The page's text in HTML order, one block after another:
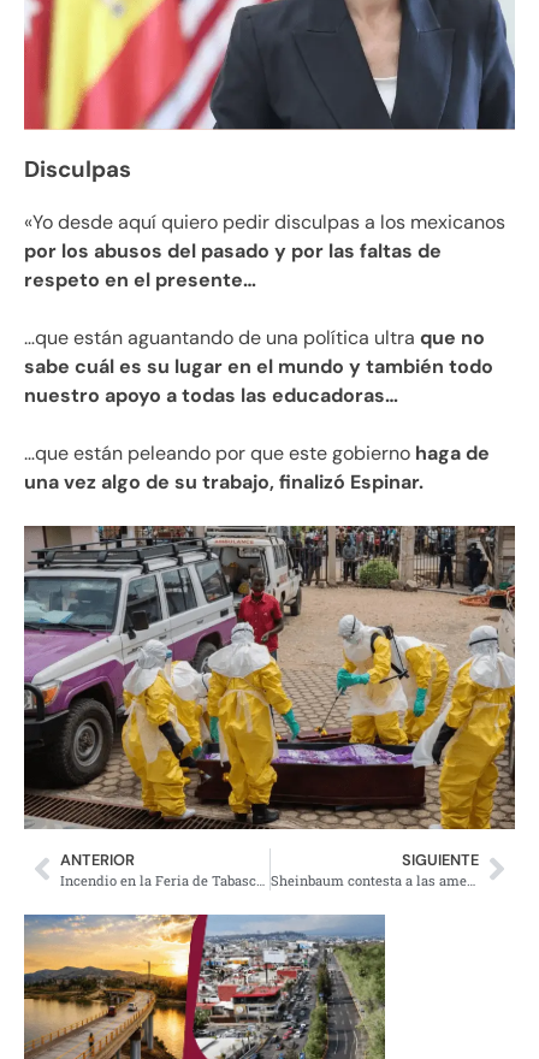
Disculpas
«Yo desde aquí quiero pedir disculpas a los mexicanos
por los abusos del pasado y por las faltas de
respeto en el presente…
…que están aguantando de una política ultra que no
sabe cuál es su lugar en el mundo y también todo
nuestro apoyo a todas las educadoras…
…que están peleando por que este gobierno haga de
una vez algo de su trabajo, finalizó Espinar.
ANTERIOR SIGUIENTE
Sheinbaum contesta a las amenazas de intervención de Trump